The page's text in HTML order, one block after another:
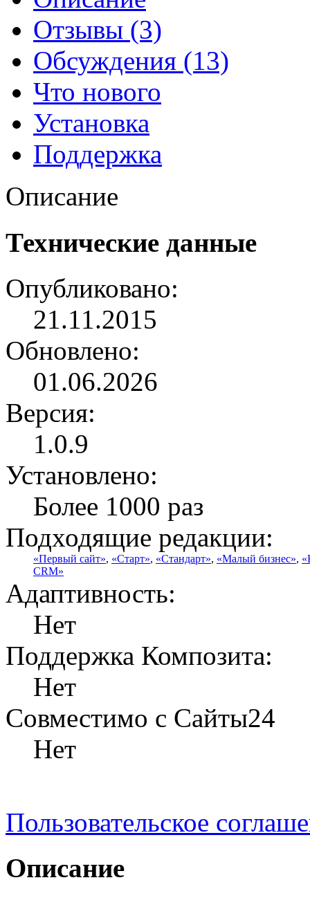
Отзывы (3)
Обсуждения (13)
Что нового
Установка
Поддержка
Описание
Технические данные
Опубликовано:
21.11.2015
Обновлено:
01.06.2026
Версия:
1.0.9
Установлено:
Более 1000 раз
Подходящие редакции:
«Первый сайт», «Старт», «Стандарт», «Малый бизнес»,
CRM»
Адаптивность:
Нет
Поддержка Композита:
Нет
Совместимо с Сайты24
Нет
Пользовательское
Описание